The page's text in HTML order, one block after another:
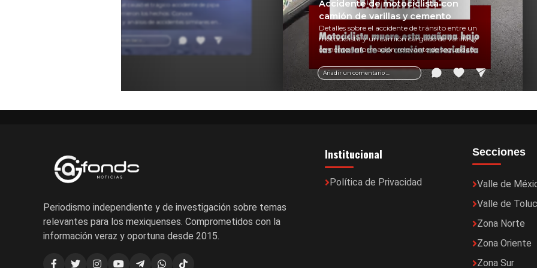
Añadir un comentario ...
Accidente de motociclista con
camión de varillas y cemento
Detalles sobre el accidente de tránsito entre un
motociclista y un camión cargado de varillas y
cemento. Información relevante de seguridad
vial y recomendaciones para motociclistas.
Descubre qué causó el trágico accidente de pipa
y cómo ocurrieron los hechos. Conoce
testimonios y análisis de accidentes similares en
carretera para entender estos sucesos.
Periodismo independiente y de investigación sobre temas
relevantes para los mexiquenses. Comprometidos con la
información veraz y oportuna desde 2015.
Institucional
Política de Privacidad
Secciones
Valle de
Valle de
Zona Norte
Zona Oriente
Zona Sur